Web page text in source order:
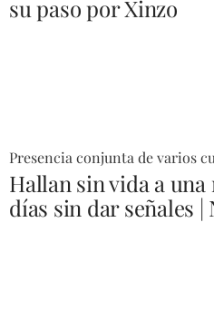
su paso por Xinzo
Presencia conjunta de varios
Hallan sin vida a
días sin dar señales |